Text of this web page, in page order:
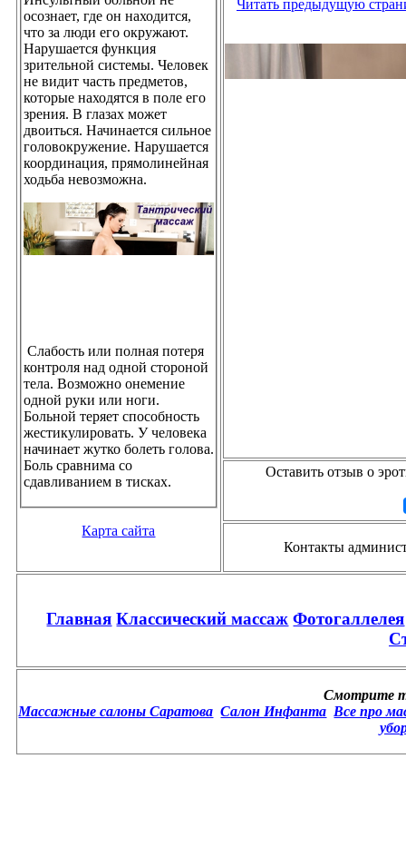
осознает, где он находится,
что за люди его окружают.
Нарушается функция
зрительной системы. Человек
не видит часть предметов,
которые находятся в поле его
зрения. В глазах может
двоиться. Начинается сильное
головокружение. Нарушается
координация, прямолинейная
ходьба невозможна.
Слабость или полная потеря
контроля над одной стороной
тела. Возможно онемение
одной руки или ноги.
Больной теряет способность
жестикулировать. У человека
начинает жутко болеть голова.
Боль сравнима со
сдавливанием в тисках.
Карта сайта
Читать предыдущую
Оставить отзыв о
Контакты
Главная Классический массаж Фотогаллелея
Смотрите
Массажные салоны Саратова Салон Инфанта Все про